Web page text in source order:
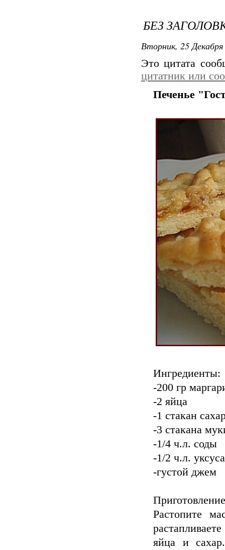
БЕЗ
Вторник, 25
Это цитата
цитатник или
Печенье
Ингредиенты:
-200 гр
-2 яйца
-1 стакан
-3 стакана
-1/4 ч.л. соды
-1/2 ч.л.
-густой джем
Растопите
яйца и